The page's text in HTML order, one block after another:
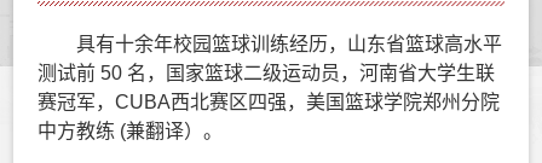
具有十余年校园篮球训练经历，山东省篮球高水平
测试前 50 名，国家篮球二级运动员，河南省大学生联
赛冠军，CUBA西北赛区四强，美国篮球学院郑州分院
中方教练 (兼翻译）。